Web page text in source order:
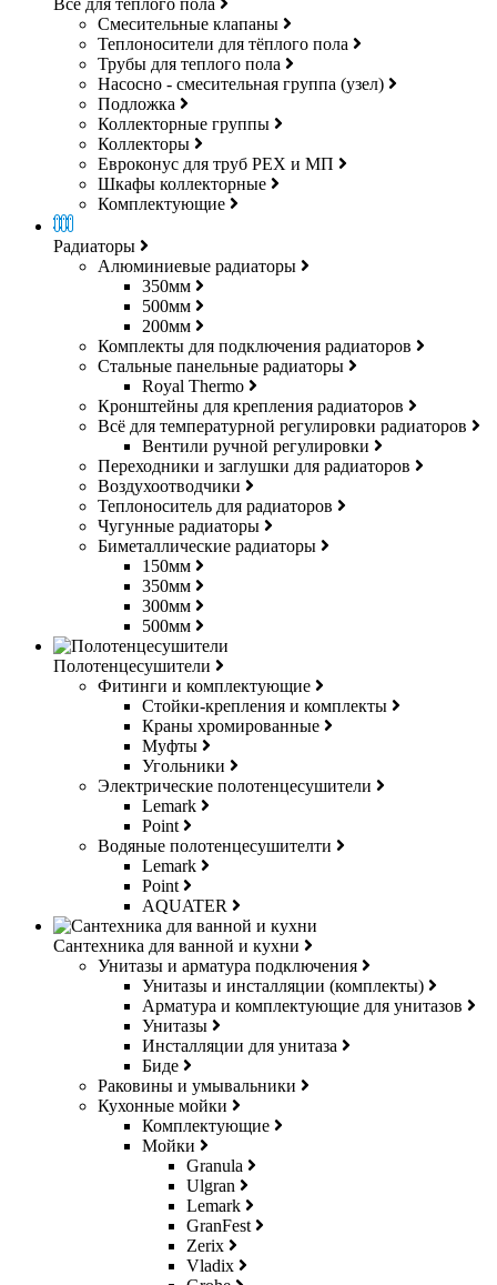
Всё для тёплого пола
Смесительные клапаны
Теплоносители для тёплого пола
Трубы для теплого пола
Насосно - смесительная группа (узел)
Подложка
Коллекторные группы
Коллекторы
Евроконус для труб РЕХ и МП
Шкафы коллекторные
Комплектующие
Радиаторы
Алюминиевые радиаторы
350мм
500мм
200мм
Комплекты для подключения радиаторов
Стальные панельные радиаторы
Royal Thermo
Кронштейны для крепления радиаторов
Всё для температурной регулировки радиаторов
Вентили ручной регулировки
Переходники и заглушки для радиаторов
Воздухоотводчики
Теплоноситель для радиаторов
Чугунные радиаторы
Биметаллические радиаторы
150мм
350мм
300мм
500мм
Полотенцесушители
Фитинги и комплектующие
Стойки-крепления и комплекты
Краны хромированные
Муфты
Угольники
Электрические полотенцесушители
Lemark
Point
Водяные полотенцесушителти
Lemark
Point
AQUATER
Сантехника для ванной и кухни
Унитазы и арматура подключения
Унитазы и инсталляции (комплекты)
Арматура и комплектующие для унитазов
Унитазы
Инсталляции для унитаза
Биде
Раковины и умывальники
Кухонные мойки
Комплектующие
Мойки
Granula
Ulgran
Lemark
GranFest
Zerix
Vladix